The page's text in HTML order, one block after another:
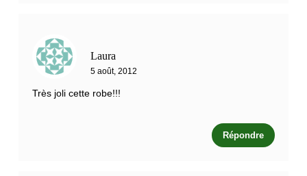
Laura
5 août, 2012
Très joli cette robe!!!
Répondre